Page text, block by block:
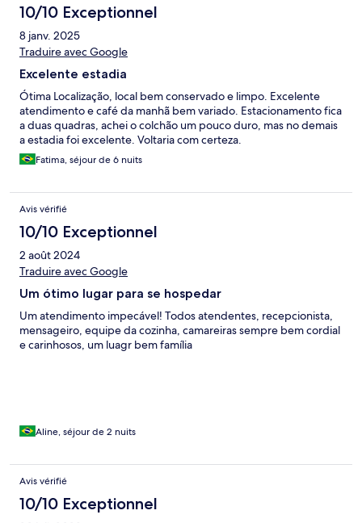
10/10 Exceptionnel
8 janv. 2025
Traduire avec Google
Excelente estadia
Ótima Localização, local bem conservado e limpo. Excelente
atendimento e café da manhã bem variado. Estacionamento fica
a duas quadras, achei o colchão um pouco duro, mas no demais
a estadia foi excelente. Voltaria com certeza.
Fatima, séjour de 6 nuits
Avis vérifié
10/10 Exceptionnel
2 août 2024
Traduire avec Google
Um ótimo lugar para se hospedar
Um atendimento impecável! Todos atendentes, recepcionista,
mensageiro, equipe da cozinha, camareiras sempre bem cordial
e carinhosos, um luagr bem família
Aline, séjour de 2 nuits
Avis vérifié
10/10 Exceptionnel